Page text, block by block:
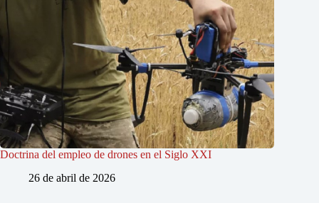
Doctrina del empleo de drones en el Siglo XXI
26 de abril de 2026